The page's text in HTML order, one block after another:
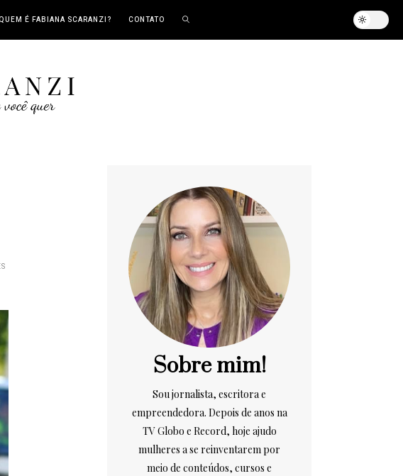
É FABIANA SCARANZI? CONTATO
Sobre mim!
Sou jornalista, escritora e
empreendedora. Depois de anos na
TV Globo e Record, hoje ajudo
mulheres a se reinventarem por
meio de conteúdos, cursos e